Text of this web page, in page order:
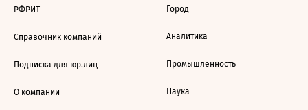
РФРИТ
Справочник компаний
Подписка для юр.лиц
О компании
Город
Аналитика
Промышленность
Наука